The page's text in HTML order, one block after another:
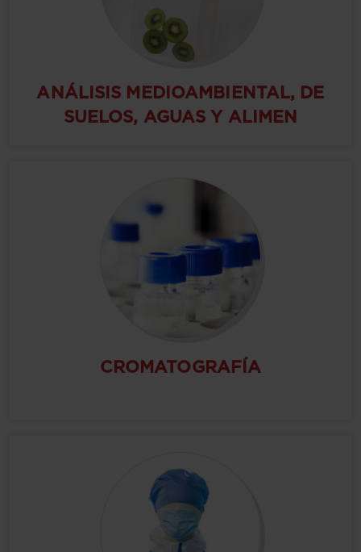
ANÁLISIS MEDIOAMBIENTAL, DE
SUELOS, AGUAS Y ALIMEN
CROMATOGRAFÍA